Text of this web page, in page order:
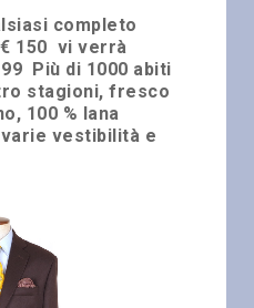
completo
€ 150 vi verrà
Più di 1000 abiti
stagioni, fresco
100 % lana
vestibilità e